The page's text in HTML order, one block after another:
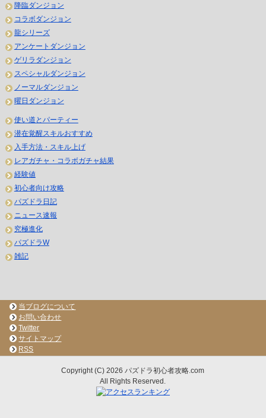
降臨ダンジョン
コラボダンジョン
龍シリーズ
アンケートダンジョン
ゲリラダンジョン
スペシャルダンジョン
ノーマルダンジョン
曜日ダンジョン
使い道とパーティー
潜在覚醒スキルおすすめ
入手方法・スキル上げ
レアガチャ・コラボガチャ結果
経験値
初心者向け攻略
パズドラ日記
ニュース速報
究極進化
パズドラW
雑記
当ブログについて
お問い合わせ
Twitter
サイトマップ
RSS
Copyright (C) 2026 パズドラ初心者攻略.com
All Rights Reserved.